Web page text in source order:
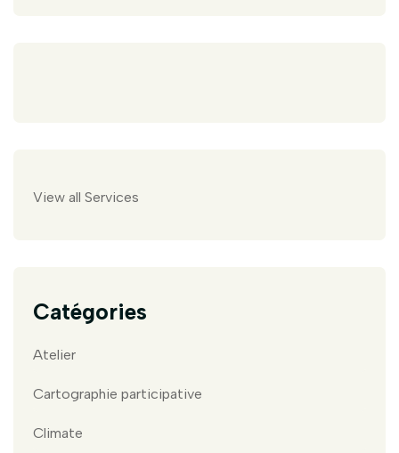
View all Services
Catégories
Atelier
Cartographie participative
Climate